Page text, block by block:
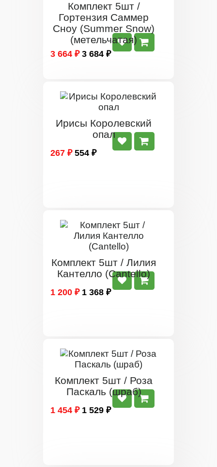
Комплект 5шт /
Гортензия Саммер
Сноу (Summer Snow)
(метельчатая)
3 664 ₽ 3 684 ₽
Ирисы Королевский
опал
267 ₽ 554 ₽
Комплект 5шт / Лилия
Кантелло (Cantello)
1 200 ₽ 1 368 ₽
Комплект 5шт / Роза
Паскаль (шраб)
1 454 ₽ 1 529 ₽